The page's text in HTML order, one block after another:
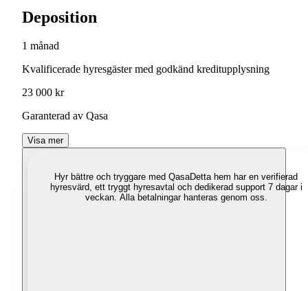
Deposition
1 månad
Kvalificerade hyresgäster med godkänd kreditupplysning
23 000 kr
Garanterad av Qasa
Visa mer
Hyr bättre och tryggare med QasaDetta hem har en verifierad
hyresvärd, ett tryggt hyresavtal och dedikerad support 7 dagar i
veckan. Alla betalningar hanteras genom oss.